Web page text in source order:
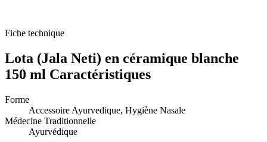
Fiche technique
Lota (Jala Neti) en céramique blanche
150 ml Caractéristiques
Forme
Accessoire Ayurvedique, Hygiène Nasale
Médecine Traditionnelle
Ayurvédique